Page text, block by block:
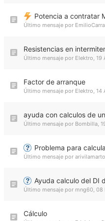
Potencia a contratar
Último mensaje por
Resistencias en
Último mensaje por Elektro, 19
Factor de arranque
Último mensaje por Elektro, 14
ayuda con calculos de
Último mensaje por Bombilla,
Problema para
Último mensaje por arivilamarto
Ayuda calculo del DI
Último mensaje por mng60, 08
Cálculo